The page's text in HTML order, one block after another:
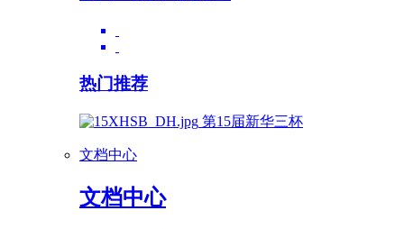
热门推荐
第15届新华三杯
文档中心
文档中心